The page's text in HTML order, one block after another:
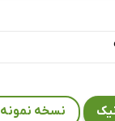
نسخه نمونه